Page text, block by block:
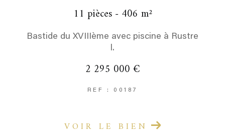
11 pièces - 406 m²
Bastide du XVIIIème avec piscine à Rustre
l.
2 295 000 €
REF : 00187
VOIR LE BIEN